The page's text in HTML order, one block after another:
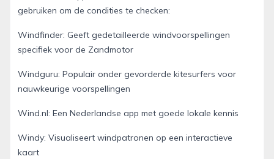
gebruiken om de condities te checken:
Windfinder: Geeft gedetailleerde windvoorspellingen
specifiek voor de Zandmotor
Windguru: Populair onder gevorderde kitesurfers voor
nauwkeurige voorspellingen
Wind.nl: Een Nederlandse app met goede lokale kennis
Windy: Visualiseert windpatronen op een interactieve
kaart